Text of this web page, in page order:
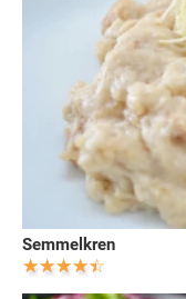
Semmelkren